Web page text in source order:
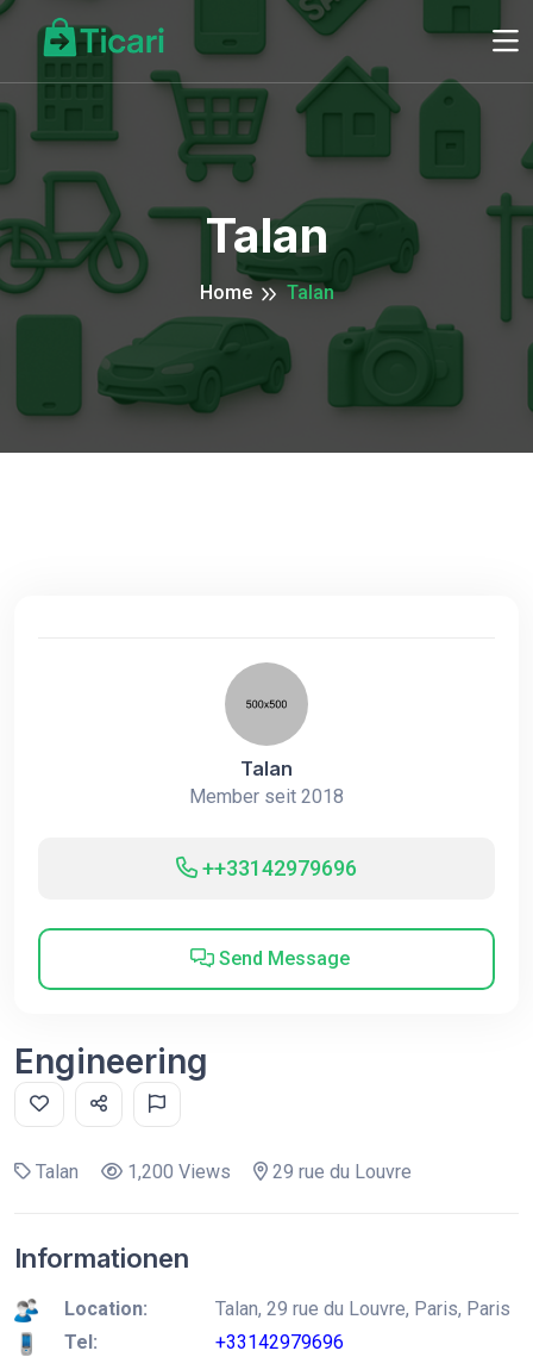
Talan
Home Talan
Talan
Member seit 2018
++33142979696
Send Message
Engineering
Talan 1,200 Views 29 rue du Louvre
Informationen
Location:
Talan, 29 rue du Louvre, Paris, Paris
Tel:
+33142979696